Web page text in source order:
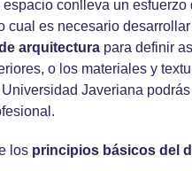
espacio conlleva un esfuerzo
cual es necesario desarrollar
arquitectura para definir
o los materiales y
Universidad Javeriana
los principios básicos del